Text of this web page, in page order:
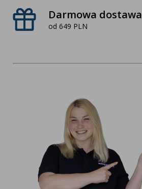
Darmowa dostawa
od 649 PLN